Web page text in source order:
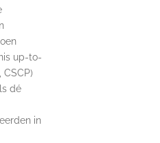
up-to-
dé
in